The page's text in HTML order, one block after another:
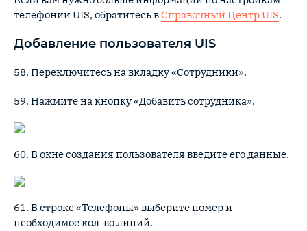
телефонии UIS, обратитесь вСправочный Центр UIS.
Добавление пользователя UIS
58. Переключитесь на вкладку «Сотрудники».
59. Нажмите на кнопку «Добавить сотрудника».
60. В окне создания пользователя введите его данные.
61. В строке «Телефоны» выберите номер и
необходимое кол-во линий.